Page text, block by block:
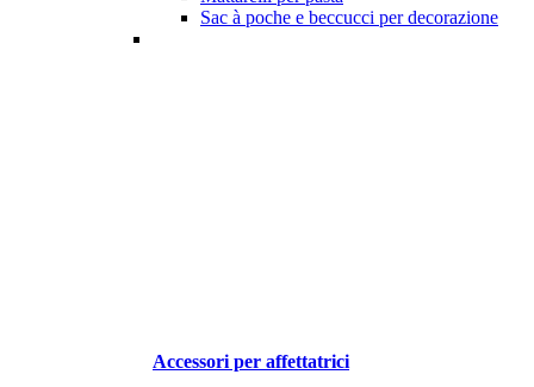
Sac à poche e beccucci per decorazione
Accessori per affettatrici